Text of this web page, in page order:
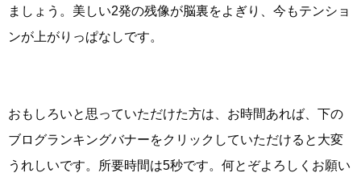
ましょう。美しい2発の残像が脳裏をよぎり、今もテンショ
ンが上がりっぱなしです。
おもしろいと思っていただけた方は、お時間あれば、下の
ブログランキングバナーをクリックしていただけると大変
うれしいです。所要時間は5秒です。何とぞよろしくお願い